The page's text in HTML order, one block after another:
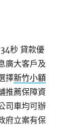
秒 貸款優
廣大客戶及
擇新竹小額
推薦保障資
司車均可辦
府立案有保